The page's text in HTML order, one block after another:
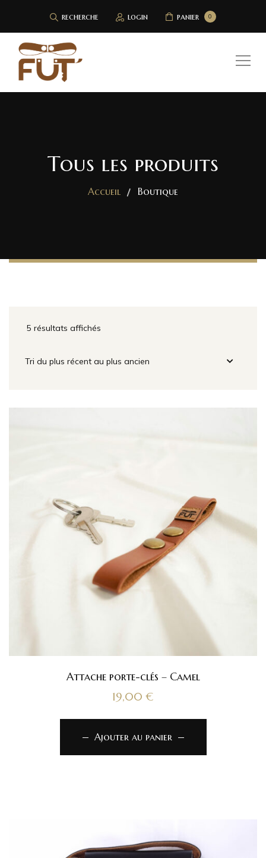
recherche login 0
panier
Tous les produits
Accueil Boutique
5 résultats affichés
Attache porte-clés – Camel
19,00 €
Ajouter au panier